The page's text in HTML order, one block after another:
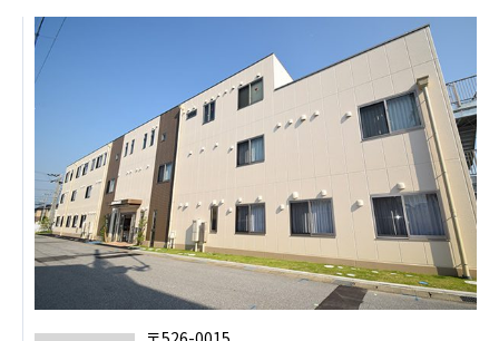
株式会社フラワーコミュニティ放送
株式会社日本医科学研究所
特定非営利活動法人共生フォーラム
一般社団法人フードラボジャパン
特定非営利活動法人日本医療福祉機構
株式会社アメックファーマシー